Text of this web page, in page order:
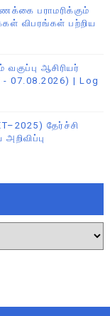
பராமரிக்கும்
விபரங்கள் பற்றிய
ஆசிரியர்
- 07.08.2026) | Log
தேர்ச்சி